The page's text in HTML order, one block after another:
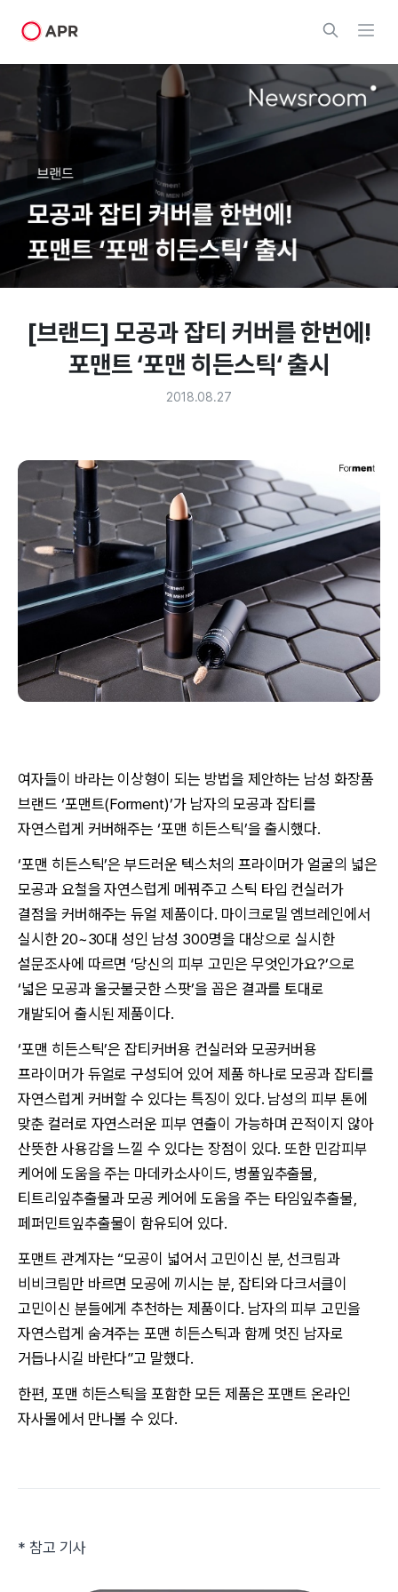
[브랜드] 모공과 잡티 커버를 한번에!
포맨트 ‘포맨 히든스틱‘ 출시
2018.08.27
여자들이 바라는 이상형이 되는 방법을 제안하는 남성 화장품
브랜드 ‘포맨트(Forment)’가 남자의 모공과 잡티를
자연스럽게 커버해주는 ‘포맨 히든스틱’을 출시했다.
‘포맨 히든스틱’은 부드러운 텍스처의 프라이머가 얼굴의 넓은
모공과 요철을 자연스럽게 메꿔주고 스틱 타입 컨실러가
결점을 커버해주는 듀얼 제품이다. 마이크로밀 엠브레인에서
실시한 20~30대 성인 남성 300명을 대상으로 실시한
설문조사에 따르면 ‘당신의 피부 고민은 무엇인가요?’으로
‘넓은 모공과 울긋불긋한 스팟’을 꼽은 결과를 토대로
개발되어 출시된 제품이다.
‘포맨 히든스틱’은 잡티커버용 컨실러와 모공커버용
프라이머가 듀얼로 구성되어 있어 제품 하나로 모공과 잡티를
자연스럽게 커버할 수 있다는 특징이 있다. 남성의 피부 톤에
맞춘 컬러로 자연스러운 피부 연출이 가능하며 끈적이지 않아
산뜻한 사용감을 느낄 수 있다는 장점이 있다. 또한 민감피부
케어에 도움을 주는 마데카소사이드, 병풀잎추출물,
티트리잎추출물과 모공 케어에 도움을 주는 타임잎추출물,
페퍼민트잎추출물이 함유되어 있다.
포맨트 관계자는 “모공이 넓어서 고민이신 분, 선크림과
비비크림만 바르면 모공에 끼시는 분, 잡티와 다크서클이
고민이신 분들에게 추천하는 제품이다. 남자의 피부 고민을
자연스럽게 숨겨주는 포맨 히든스틱과 함께 멋진 남자로
거듭나시길 바란다”고 말했다.
한편, 포맨 히든스틱을 포함한 모든 제품은 포맨트 온라인
자사몰에서 만나볼 수 있다.
* 참고 기사